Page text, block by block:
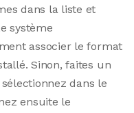
dans la liste et
système
associer le format
Sinon, faites un
dans le
ensuite le